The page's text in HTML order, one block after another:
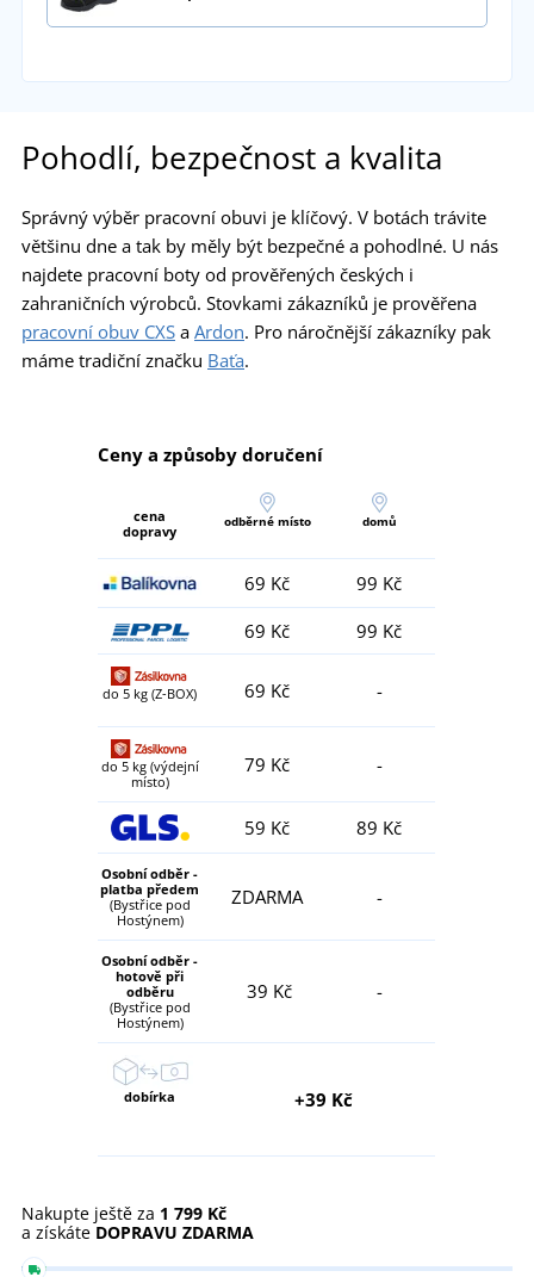
Pohodlí, bezpečnost a kvalita
Správný výběr pracovní obuvi je klíčový. V botách trávite
většinu dne a tak by měly být bezpečné a pohodlné. U nás
najdete pracovní boty od prověřených českých i
zahraničních výrobců. Stovkami zákazníků je prověřena
pracovní obuv CXS a Ardon. Pro náročnější zákazníky pak
máme tradiční značku Baťa.
Ceny a způsoby doručení
cena
dopravy
odběrné místo domů
69 Kč
99 Kč
69 Kč
99 Kč
do 5 kg (Z-BOX) 69 Kč -
do 5 kg (výdejní
místo)
79 Kč -
59 Kč 89 Kč
Osobní odběr -
platba předem
(Bystřice pod
Hostýnem)
ZDARMA -
Osobní odběr -
hotově při
odběru
(Bystřice pod
Hostýnem)
39 Kč -
dobírka +39 Kč
Nakupte ještě za 1 799 Kč
a získáte DOPRAVU ZDARMA